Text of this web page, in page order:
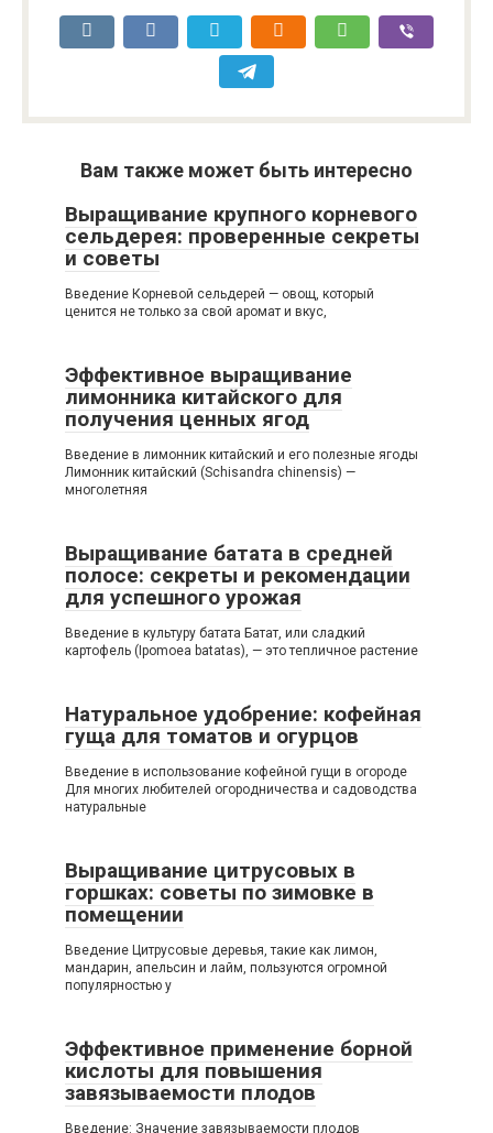
Вам также может быть интересно
Выращивание крупного корневого
сельдерея: проверенные секреты
и советы
Введение Корневой сельдерей — овощ, который
ценится не только за свой аромат и вкус,
Эффективное выращивание
лимонника китайского для
получения ценных ягод
Введение в лимонник китайский и его полезные ягоды
Лимонник китайский (Schisandra chinensis) —
многолетняя
Выращивание батата в средней
полосе: секреты и рекомендации
для успешного урожая
Введение в культуру батата Батат, или сладкий
картофель (Ipomoea batatas), — это тепличное растение
Натуральное удобрение: кофейная
гуща для томатов и огурцов
Введение в использование кофейной гущи в огороде
Для многих любителей огородничества и садоводства
натуральные
Выращивание цитрусовых в
горшках: советы по зимовке в
помещении
Введение Цитрусовые деревья, такие как лимон,
мандарин, апельсин и лайм, пользуются огромной
популярностью у
Эффективное применение борной
кислоты для повышения
завязываемости плодов
Введение: Значение завязываемости плодов